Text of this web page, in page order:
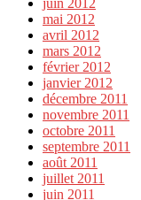
juin 2012
mai 2012
avril 2012
mars 2012
février 2012
janvier 2012
décembre 2011
novembre 2011
octobre 2011
septembre 2011
août 2011
juillet 2011
juin 2011